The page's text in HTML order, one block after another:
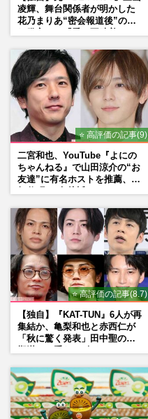
凌輝、舞台関係者が明かした
花乃まりあ“密会報道後”の呆
⭐ 高評価の記事(9)
二宮和也、YouTube『よにの
ちゃんねる』で山田涼介の“お
友達”に有名ホストを推薦、歌
⭐ 高評価の記事(8.7)
【独自】『KAT-TUN』6人が再
集結か、亀梨和也と赤西仁が
「秋に驚く発表」田中聖の刑